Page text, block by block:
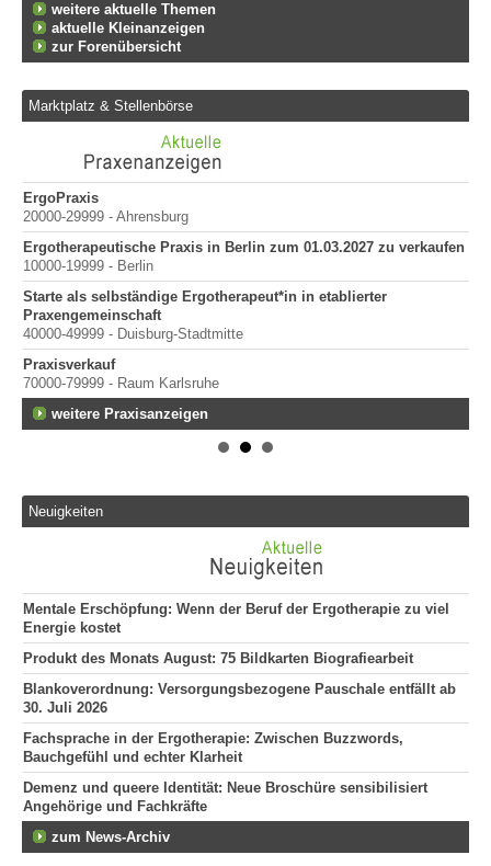
weitere aktuelle Themen
aktuelle Kleinanzeigen
zur Forenübersicht
Marktplatz & Stellenbörse
ErgoPraxis
20000-29999 - Ahrensburg
Ergotherapeutische Praxis in Berlin zum 01.03.2027 zu verkaufen
10000-19999 - Berlin
Starte als selbständige Ergotherapeut*in in etablierter
Praxengemeinschaft
40000-49999 - Duisburg-Stadtmitte
Praxisverkauf
70000-79999 - Raum Karlsruhe
weitere Praxisanzeigen
Neuigkeiten
Mentale Erschöpfung: Wenn der Beruf der Ergotherapie zu viel
Energie kostet
Produkt des Monats August: 75 Bildkarten Biografiearbeit
Blankoverordnung: Versorgungsbezogene Pauschale entfällt ab
30. Juli 2026
Fachsprache in der Ergotherapie: Zwischen Buzzwords,
Bauchgefühl und echter Klarheit
Demenz und queere Identität: Neue Broschüre sensibilisiert
Angehörige und Fachkräfte
zum News-Archiv